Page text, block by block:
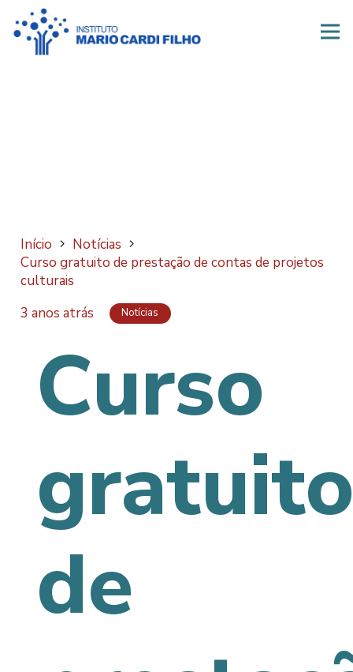
Início
Notícias
Curso gratuito de prestação de contas de projetos
culturais
3 anos atrás
Notícias
Curso
de